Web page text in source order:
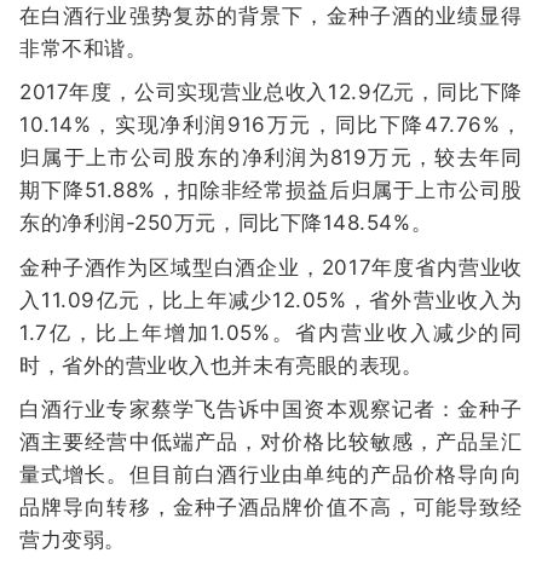
在白酒行业强势复苏的背景下，金种子酒的业绩显得
非常不和谐。
2017年度，公司实现营业总收入12.9亿元，同比下降
10.14%，实现净利润916万元，同比下降47.76%，
归属于上市公司股东的净利润为819万元，较去年同
期下降51.88%，扣除非经常损益后归属于上市公司股
东的净利润-250万元，同比下降148.54%。
金种子酒作为区域型白酒企业，2017年度省内营业收
入11.09亿元，比上年减少12.05%，省外营业收入为
1.7亿，比上年增加1.05%。省内营业收入减少的同
时，省外的营业收入也并未有亮眼的表现。
白酒行业专家蔡学飞告诉中国资本观察记者：金种子
酒主要经营中低端产品，对价格比较敏感，产品呈汇
量式增长。但目前白酒行业由单纯的产品价格导向向
品牌导向转移，金种子酒品牌价值不高，可能导致经
营力变弱。